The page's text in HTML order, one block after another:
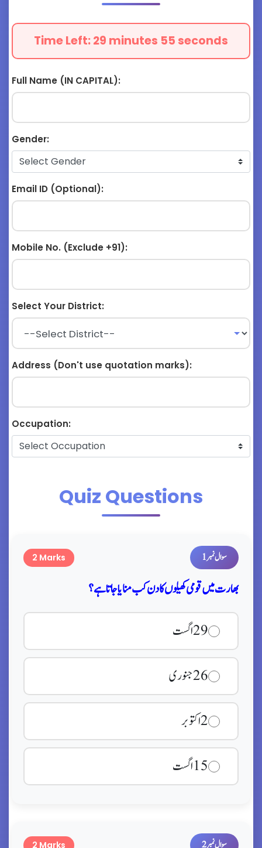
Time Left: 29 minutes 53 seconds
Full Name (IN CAPITAL):
Gender:
Email ID (Optional):
Mobile No. (Exclude +91):
Select Your District:
Address (Don't use quotation marks):
Occupation:
Quiz Questions
2 Marks سوال نمبر 1
بھارت میں قومی کھیلوں کا دن کب منایا جاتا ہے؟
29 اگست
26 جنوری
2 اکتوبر
15 اگست
2 Marks سوال نمبر 2